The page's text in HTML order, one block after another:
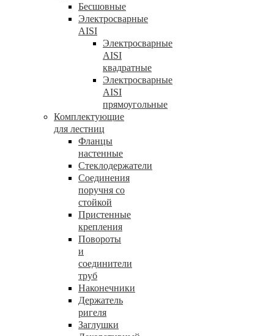
Бесшовные
Электросварные
AISI
Электросварные
AISI
квадратные
Электросварные
AISI
прямоугольные
Комплектующие
для лестниц
Фланцы
настенные
Стеклодержатели
Соединения
поручня со
стойкой
Пристенные
крепления
Повороты
и
соединители
труб
Наконечники
Держатель
ригеля
Заглушки